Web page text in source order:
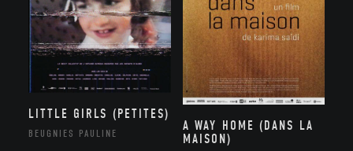
LITTLE GIRLS (PETITES)
BEUGNIES PAULINE
A WAY HOME (DANS LA
MAISON)